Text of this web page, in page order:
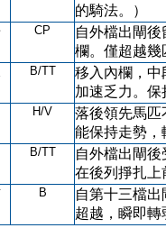
的騎法。）
CP
自外檔出閘
欄。僅超越幾
B/TT
移入內欄，中
加速乏力。
H/V
落後領先馬匹
能保持走勢，
B/TT
自外檔出閘
在後列掙扎上
B
自第十三檔
超越，瞬即轉